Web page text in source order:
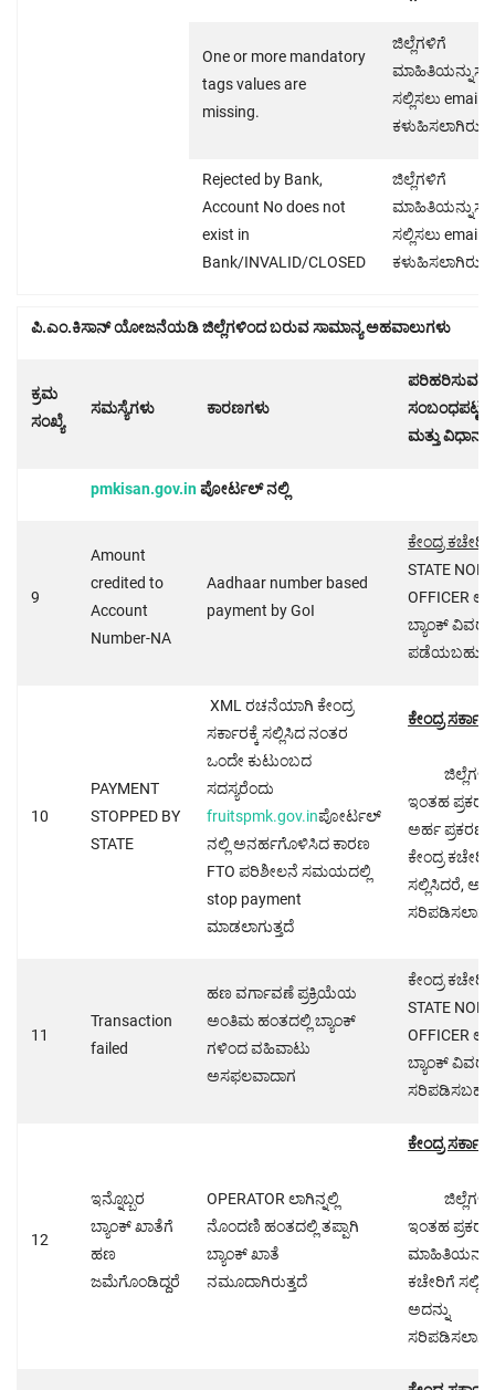
One or more mandatory
tags values are
missing.
ಜಿಲ್ಲೆಗಳಿಗೆ
ಸಲ್ಲಿಸಲು email
Rejected by Bank,
Account No does not
exist in
Bank/INVALID/CLOSED
ಜಿಲ್ಲೆಗಳಿಗೆ
ಸಲ್ಲಿಸಲು email
ಪಿ.ಎಂ.ಕಿಸಾನ್ ಯೋಜನೆಯಡಿ ಜಿಲ್ಲೆಗಳಿಂದ ಬರುವ ಸಾಮಾನ್ಯ ಅಹವಾಲುಗಳು
ಕ್ರಮ
ಸಂಖ್ಯೆ
ಸಮಸ್ಯೆಗಳು ಕಾರಣಗಳು
ಪರಿಹರಿಸುವ
ಸಂಬಂಧಪಟ್ಟ
ಮತ್ತು ವಿಧಾನ
pmkisan.gov.inಪೋರ್ಟಲ್ ನಲ್ಲಿ
9
Amount
credited to
Account
Number-NA
Aadhaar number based
payment by GoI
ಕೇಂದ್ರ ಕಚೇರಿ
STATE
OFFICER
ಬ್ಯಾಂಕ್ ವಿವರ
10
PAYMENT
STOPPED BY
STATE
XML ರಚನೆಯಾಗಿ ಕೇಂದ್ರ
ಸರ್ಕಾರಕ್ಕೆ ಸಲ್ಲಿಸಿದ ನಂತರ
ಒಂದೇ ಕುಟುಂಬದ
ಸದಸ್ಯರೆಂದು
fruitspmk.gov.inಪೋರ್ಟಲ್
ನಲ್ಲಿ ಅನರ್ಹಗೊಳಿಸಿದ ಕಾರಣ
FTO ಪರಿಶೀಲನೆ ಸಮಯದಲ್ಲಿ
stop payment
ಮಾಡಲಾಗುತ್ತದೆ
ಕೇಂದ್ರ
ಇಂತಹ
ಅರ್ಹ
ಕೇಂದ್ರ
ಸಲ್ಲಿಸಿದರೆ,
11
Transaction
failed
ಹಣ ವರ್ಗಾವಣೆ ಪ್ರಕ್ರಿಯೆಯ
ಅಂತಿಮ ಹಂತದಲ್ಲಿ ಬ್ಯಾಂಕ್
ಗಳಿಂದ ವಹಿವಾಟು
ಅಸಫಲವಾದಾಗ
ಕೇಂದ್ರ
STATE
OFFICER
ಬ್ಯಾಂಕ್ ವಿವರ
12
ಇನ್ನೊಬ್ಬರ
ಬ್ಯಾಂಕ್ ಖಾತೆಗೆ
ಹಣ
ಜಮೆಗೊಂಡಿದ್ದರೆ
OPERATOR ಲಾಗಿನ್ನಲ್ಲಿ
ನೊಂದಣಿ ಹಂತದಲ್ಲಿ ತಪ್ಪಾಗಿ
ಬ್ಯಾಂಕ್ ಖಾತೆ
ನಮೂದಾಗಿರುತ್ತದೆ
ಕೇಂದ್ರ
ಇಂತಹ
ಮಾಹಿತಿಯನ್ನು
ಕಚೇರಿಗೆ
ಅದನ್ನು